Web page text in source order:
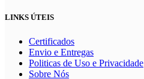
LINKS ÚTEIS
Certificados
Envio e Entregas
Politicas de Uso e Privacidade
Sobre Nós